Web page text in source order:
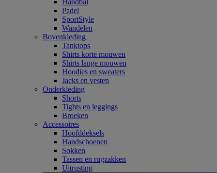
Handbal
Padel
SportStyle
Wandelen
Bovenkleding
Tanktops
Shirts korte mouwen
Shirts lange mouwen
Hoodies en sweaters
Jacks en vesten
Onderkleding
Shorts
Tights en leggings
Broeken
Accessoires
Hoofddeksels
Handschoenen
Sokken
Tassen en rugzakken
Uitrusting